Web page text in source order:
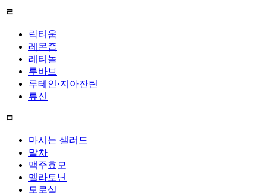
ㄹ
락티움
레몬즙
레티놀
루바브
루테인·지아잔틴
류신
ㅁ
마시는 샐러드
말차
맥주효모
멜라토닌
모로실